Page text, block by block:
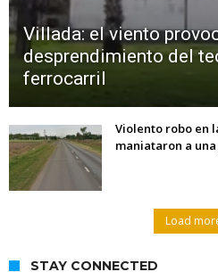
Villada: el viento
desprendimiento del
ferrocarril
Violento robo en
maniataron a
Load
STAY CONNECTED